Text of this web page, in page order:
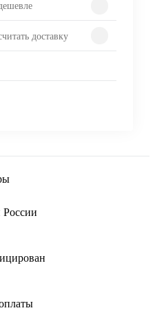
доставку